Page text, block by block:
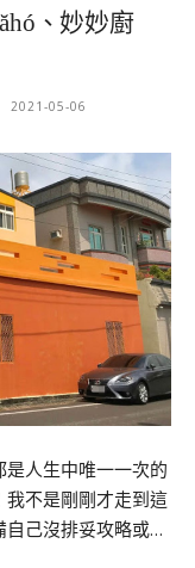
、妙妙廚
2021-05-06
人生中唯一一次的
不是剛剛才走到這
自己沒排妥攻略或…